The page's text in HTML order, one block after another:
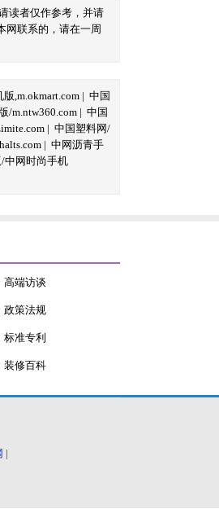
读者仅作参考，并请
网联系的，请在一周
,m.okmart.com | 中国
/m.ntw360.com | 中国
| 中国塑料网/
| 中网沥青手
中网时尚手机
高端访谈
政策法规
标准专利
装修百科
|